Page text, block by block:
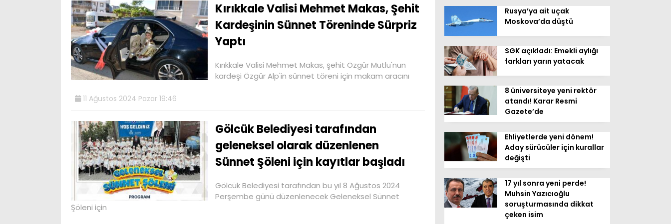
Kırıkkale Valisi Mehmet Makas, Şehit
Kardeşinin Sünnet Töreninde Sürpriz
Yaptı
Kırıkkale Valisi Mehmet Makas, şehit Özgür Mutlu'nun
kardeşi Özgür Alp'in sünnet töreni için makam aracını
11 Ağustos 2024 Pazar 19:46
Gölcük Belediyesi tarafından
geleneksel olarak düzenlenen
Sünnet Şöleni için kayıtlar başladı
Gölcük Belediyesi tarafından bu yıl 8 Ağustos 2024
Perşembe günü düzenlenecek Geleneksel Sünnet
Şöleni için
Rusya’ya ait uçak
Moskova’da düştü
SGK açıkladı: Emekli aylığı
farkları yarın yatacak
8 üniversiteye yeni rektör
atandı! Karar Resmi
Gazete’de
Ehliyetlerde yeni dönem!
Aday sürücüler için kurallar
değişti
17 yıl sonra yeni perde!
Muhsin Yazıcıoğlu
soruşturmasında dikkat
çeken isim